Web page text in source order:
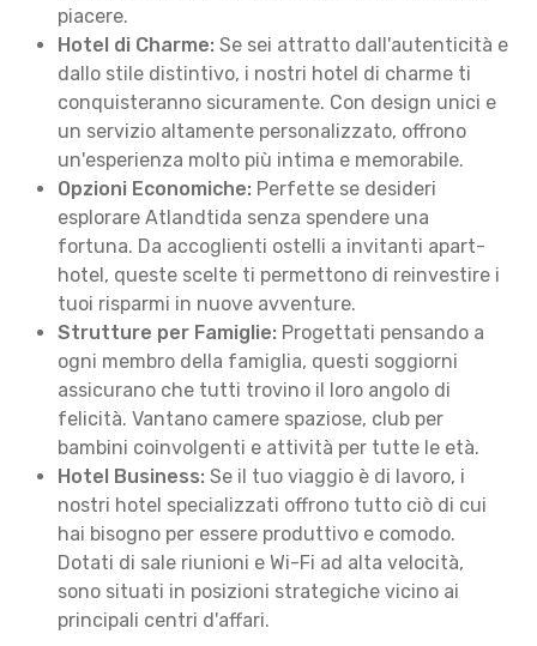
piacere.
Hotel di Charme: Se sei attratto dall'autenticità e
dallo stile distintivo, i nostri hotel di charme ti
conquisteranno sicuramente. Con design unici e
un servizio altamente personalizzato, offrono
un'esperienza molto più intima e memorabile.
Opzioni Economiche: Perfette se desideri
esplorare Atlandtida senza spendere una
fortuna. Da accoglienti ostelli a invitanti apart-
hotel, queste scelte ti permettono di reinvestire i
tuoi risparmi in nuove avventure.
Strutture per Famiglie: Progettati pensando a
ogni membro della famiglia, questi soggiorni
assicurano che tutti trovino il loro angolo di
felicità. Vantano camere spaziose, club per
bambini coinvolgenti e attività per tutte le età.
Hotel Business: Se il tuo viaggio è di lavoro, i
nostri hotel specializzati offrono tutto ciò di cui
hai bisogno per essere produttivo e comodo.
Dotati di sale riunioni e Wi-Fi ad alta velocità,
sono situati in posizioni strategiche vicino ai
principali centri d'affari.